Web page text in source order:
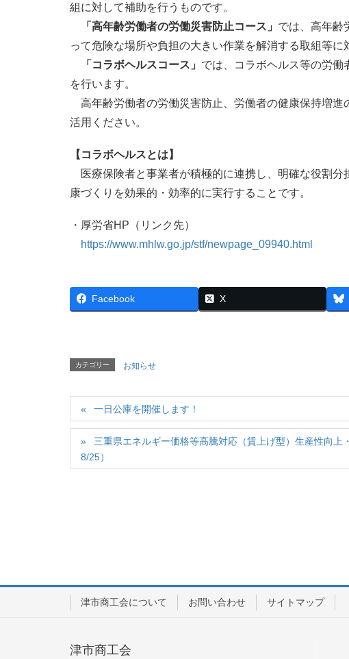
組に対して補助を行うものです。
「高年齢労働者の労働災害防止コース」 では、高年齢
って危険な場所や負担の大きい作業を解消する取組等に
「コラボヘルスコース」 では、コラボヘルス等の労働
を行います。
高年齢労働者の労働災害防止、労働者の健康保持増進
活用ください。
【コラボヘルスとは】
医療保険者と事業者が積極的に連携し、明確な役割分
康づくりを効果的・効率的に実行することです。
・厚労省HP（リンク先）
https://www.mhlw.go.jp/stf/newpage_09940.html
Facebook X
カテゴリー お知らせ
一日公庫を開催します！
三重県エネルギー価格等高騰対応（賃上げ型）生産性向上
8/25）
津市商工会について お問い合わせ サイトマップ
津市商工会